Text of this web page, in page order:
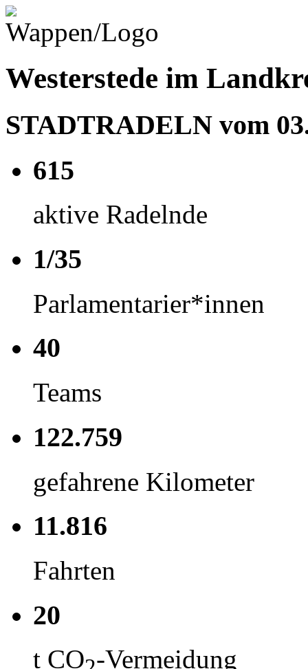
Westerstede im
STADTRADELN vom
615
aktive Radelnde
1/35
Parlamentarier*innen
40
Teams
122.759
gefahrene Kilometer
11.816
Fahrten
20
t CO -Vermeidung